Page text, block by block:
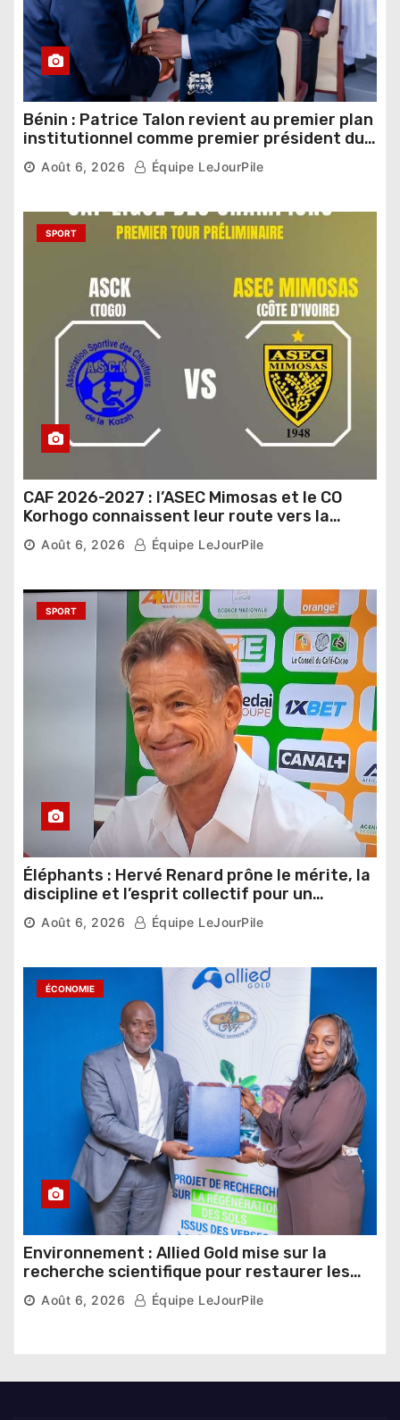
Bénin : Patrice Talon revient au premier plan
institutionnel comme premier président du
Sénat
Août 6, 2026 Équipe LeJourPile
SPORT
CAF 2026-2027 : l’ASEC Mimosas et le CO
Korhogo connaissent leur route vers la
phase de groupes
Août 6, 2026 Équipe LeJourPile
SPORT
Éléphants : Hervé Renard prône le mérite, la
discipline et l’esprit collectif pour un
nouveau départ
Août 6, 2026 Équipe LeJourPile
ÉCONOMIE
Environnement : Allied Gold mise sur la
recherche scientifique pour restaurer les
sols de ses sites miniers
Août 6, 2026 Équipe LeJourPile